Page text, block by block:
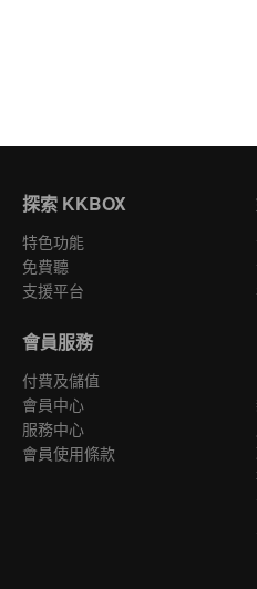
探索 KKBOX
特色功能
免費聽
支援平台
會員服務
付費及儲值
會員中心
服務中心
會員使用條款